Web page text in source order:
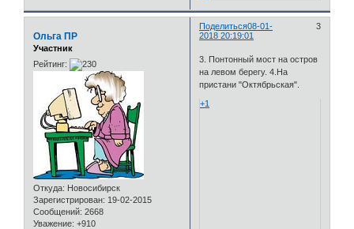
Поделиться 3
08-01-
2018 20:19:01
Ольга ПР
Участник
Рейтинг:
Откуда: Новосибирск
Зарегистрирован: 19-02-2015
Сообщений: 2668
Уважение: +910
3. Понтонный мост на остров
на левом берегу. 4.На
пристани "Октябрьская".
+1